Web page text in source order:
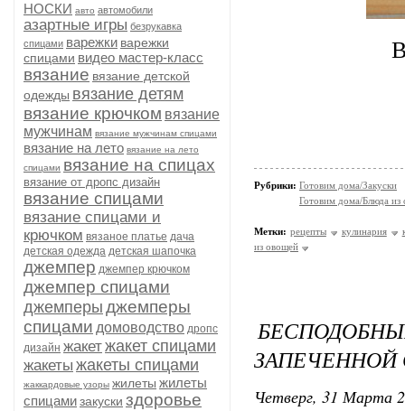
НОСКИ авто автомобили
азартные игры безрукавка
спицами варежки варежки
спицами видео мастер-класс
вязание вязание детской
одежды вязание детям
вязание крючком вязание
мужчинам вязание мужчинам спицами
вязание на лето вязание на лето
спицами вязание на спицах
вязание от дропс дизайн
вязание спицами
вязание спицами и
крючком вязаное платье дача
детская одежда детская шапочка
джемпер джемпер крючком
джемпер спицами
джемперы джемперы
спицами домоводство дропс
дизайн жакетжакет спицами
жакеты жакеты спицами
жаккардовые узоры жилеты жилеты
спицамизакуски здоровье
Рубрики: Готовим дома/Закуски
Готовим дома/Блюда из
Метки: рецепты кулинария
из овощей
Четверг, 31 Марта